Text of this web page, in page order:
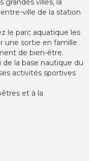
grandes villes, la
ville de la station
le parc aquatique les
une sortie en famille
de bien-être.
de la base nautique du
activités sportives
et à la